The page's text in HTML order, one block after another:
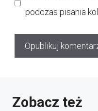
podczas pisania
Zobacz też